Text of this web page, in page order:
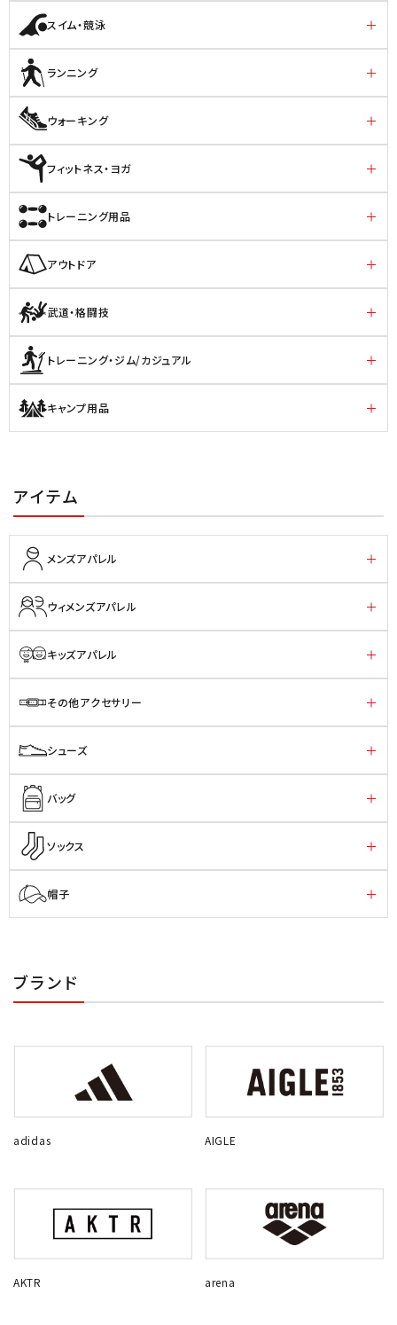
スイム・競泳
ランニング
ウォーキング
フィットネス・ヨガ
トレーニング用品
アウトドア
武道・格闘技
トレーニング・ジム/カジュアル
キャンプ用品
アイテム
メンズアパレル
ウィメンズアパレル
キッズアパレル
その他アクセサリー
シューズ
バッグ
ソックス
帽子
ブランド
adidas AIGLE
AKTR arena